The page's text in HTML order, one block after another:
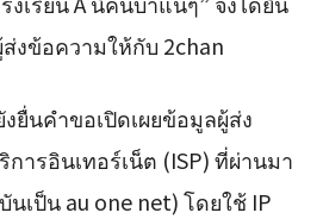
งข้อความให้กับ 2chan
ยื่นคำขอเปิดเผยข้อมูลผู้ส่ง
ารอินเทอร์เน็ต (ISP) ที่ผ่านมา
นเป็น au one net) โดยใช้ IP